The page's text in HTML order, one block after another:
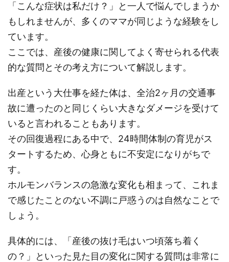
「こんな症状は私だけ？」と一人で悩んでしまうか
もしれませんが、多くのママが同じような経験をし
ています。
ここでは、産後の健康に関してよく寄せられる代表
的な質問とその考え方について解説します。
出産という大仕事を経た体は、全治2ヶ月の交通事
故に遭ったのと同じくらい大きなダメージを受けて
いると言われることもあります。
その回復過程にある中で、24時間体制の育児がス
タートするため、心身ともに不安定になりがちで
す。
ホルモンバランスの急激な変化も相まって、これま
で感じたことのない不調に戸惑うのは自然なことで
しょう。
具体的には、「産後の抜け毛はいつ頃落ち着く
の？」といった見た目の変化に関する質問は非常に